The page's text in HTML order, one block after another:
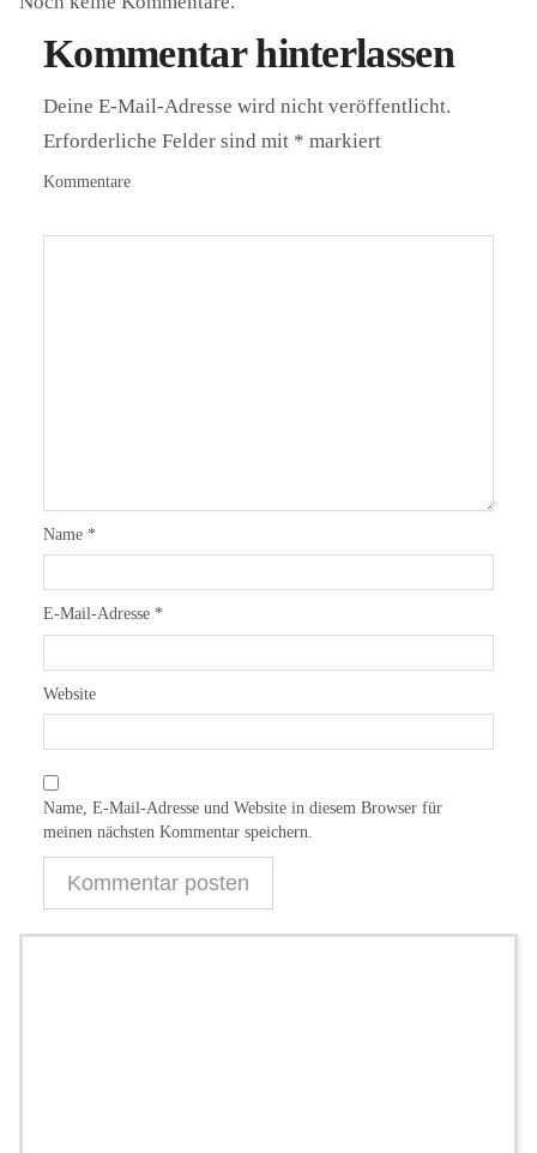
Kommentar hinterlassen
Deine E-Mail-Adresse wird nicht veröffentlicht.
Erforderliche Felder sind mit * markiert
Kommentare
Name *
E-Mail-Adresse *
Website
Name, E-Mail-Adresse und Website in diesem Browser für
meinen nächsten Kommentar speichern.